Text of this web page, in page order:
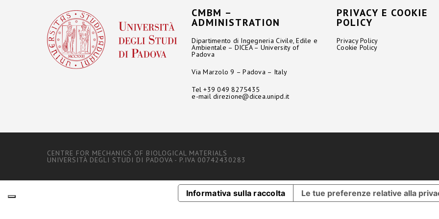
CMBM –
ADMINISTRATION
Dipartimento di Ingegneria Civile, Edile e
Ambientale – DICEA – University of
Padova
Via Marzolo 9 – Padova – Italy
Tel +39 049 8275435
e-maildirezione@dicea.unipd.it
PRIVACY E COOKIE
POLICY
Privacy Policy
Cookie Policy
CENTRE FOR MECHANICS OF BIOLOGICAL MATERIALS
UNIVERSITÀ DEGLI STUDI DI PADOVA - P.IVA 00742430283
Informativa sulla raccolta Le tue preferenze relative alla